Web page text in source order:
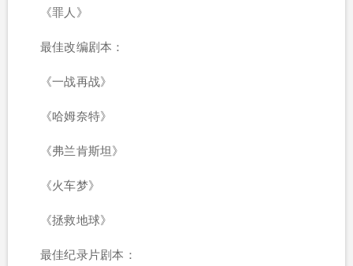
《罪人》
最佳改编剧本：
《一战再战》
《哈姆奈特》
《弗兰肯斯坦》
《火车梦》
《拯救地球》
最佳纪录片剧本：